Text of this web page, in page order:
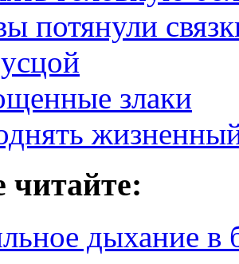
потянули
злаки
читайте:
дыхание в